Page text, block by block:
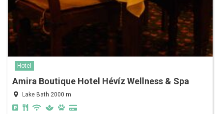
Hotel
Amira Boutique Hotel Hévíz Wellness & Spa
Lake Bath 2000 m